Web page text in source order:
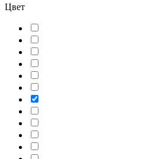
Цвет